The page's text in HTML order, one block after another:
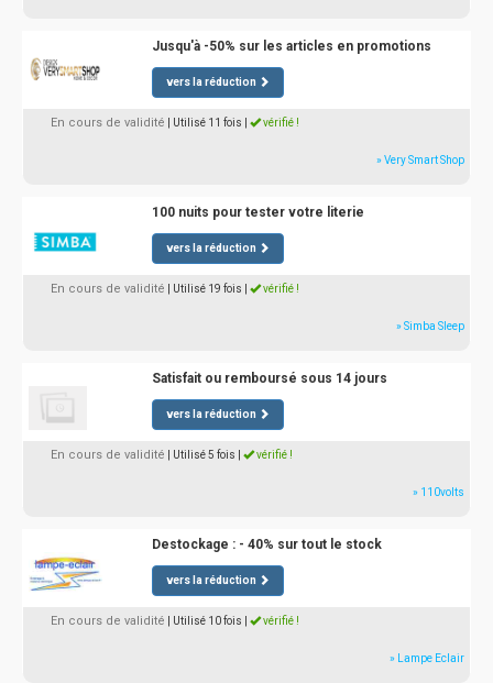
Jusqu'à -50% sur les articles en promotions
vers la réduction
En cours de validité | Utilisé 11 fois vérifié !
» Very Smart Shop
100 nuits pour tester votre literie
vers la réduction
En cours de validité | Utilisé 19 fois vérifié !
» Simba Sleep
Satisfait ou remboursé sous 14 jours
vers la réduction
En cours de validité | Utilisé 5 fois vérifié !
» 110volts
Destockage : - 40% sur tout le stock
vers la réduction
En cours de validité | Utilisé 10 fois vérifié !
» Lampe Eclair